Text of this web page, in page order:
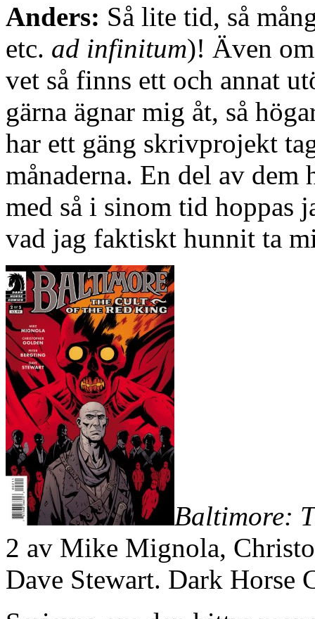
Anders: Så lite tid, så
etc. ad infinitum)! Även
vet så finns ett och annat
gärna ägnar mig åt, så
har ett gäng skrivprojekt
månaderna. En del av dem
med så i sinom tid hoppas
vad jag faktiskt hunnit ta
Baltimore:
2 av Mike Mignola,
Dave Stewart. Dark Horse